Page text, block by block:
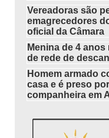
Vereadoras são
emagrecedores
oficial da Câmara
Menina de 4
de rede de
Homem armado
casa e é preso
companheira em